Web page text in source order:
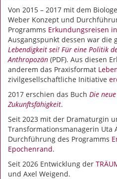
Von 2015 – 2017 mit dem
Weber Konzept und
Programms Erkundungsreisen
Ausgangspunkt dessen war die
Lebendigkeit sei! Für eine Politik
Anthropozän (PDF). Aus diesen
anderem das Praxisformat
zivilgesellschaftliche Initiative
2017 erschien das Buch Die
Zukunftsfähigkeit.
Seit 2023 mit der Dramaturgin
Transformationsmanagerin Uta
Durchführung des Programms
Epochenrand.
Seit 2026 Entwicklung der
und Axel Weigend.